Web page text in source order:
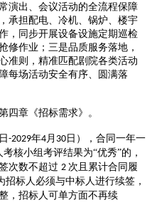
演出、会议活动的全流程保障
承担配电、冷机、锅炉、楼宇
，同步开展设备设施定期巡检
修作业；三是品质服务落地，
准则，精准匹配剧院各类活动
每场活动安全有序、圆满落
四章《招标需求》。
日 -2029年4 月 30 日），合同 一年一
考核小组考评结果为“优秀”的 ，
次数不超过 2 次且累计合同履
招标人必须与中标人进行续签，
，招标人可单方面不再续